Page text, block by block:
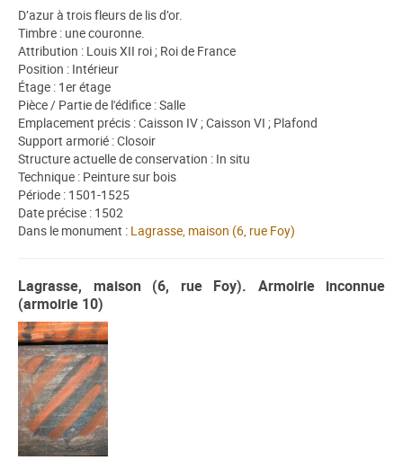
D’azur à trois fleurs de lis d’or.
Timbre : une couronne.
Attribution : Louis XII roi ; Roi de France
Position : Intérieur
Étage : 1er étage
Pièce / Partie de l'édifice : Salle
Emplacement précis : Caisson IV ; Caisson VI ; Plafond
Support armorié : Closoir
Structure actuelle de conservation : In situ
Technique : Peinture sur bois
Période : 1501-1525
Date précise : 1502
Dans le monument : Lagrasse, maison (6, rue Foy)
Lagrasse, maison (6, rue Foy). Armoirie inconnue
(armoirie 10)